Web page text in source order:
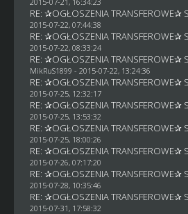
RE: ✰OGŁOSZENIA TRANSFEROWE✰
2015-07-22, 07:44:38
RE: ✰OGŁOSZENIA TRANSFEROWE✰
2015-07-22, 08:33:24
RE: ✰OGŁOSZENIA TRANSFEROWE✰
MikRuS1899 - 2015-07-22, 13:24:36
RE: ✰OGŁOSZENIA TRANSFEROWE✰
2015-07-25, 12:32:17
RE: ✰OGŁOSZENIA TRANSFEROWE✰
2015-07-25, 13:53:32
RE: ✰OGŁOSZENIA TRANSFEROWE✰
2015-07-25, 18:00:26
RE: ✰OGŁOSZENIA TRANSFEROWE✰
2015-07-26, 07:17:20
RE: ✰OGŁOSZENIA TRANSFEROWE✰
2015-07-28, 10:35:46
RE: ✰OGŁOSZENIA TRANSFEROWE✰
2015-07-31, 17:58:32